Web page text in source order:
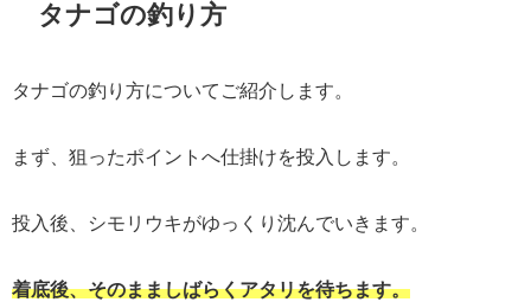
タナゴの釣り方
タナゴの釣り方についてご紹介します。
まず、狙ったポイントへ仕掛けを投入します。
投入後、シモリウキがゆっくり沈んでいきます。
着底後、そのまましばらくアタリを待ちます。